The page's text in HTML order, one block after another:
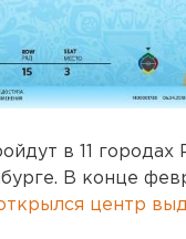
в 11 городах
В конце
центр